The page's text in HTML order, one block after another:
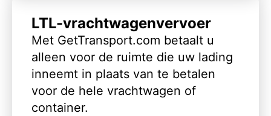
LTL-vrachtwagenvervoer
Met GetTransport.com betaalt u
alleen voor de ruimte die uw lading
inneemt in plaats van te betalen
voor de hele vrachtwagen of
container.